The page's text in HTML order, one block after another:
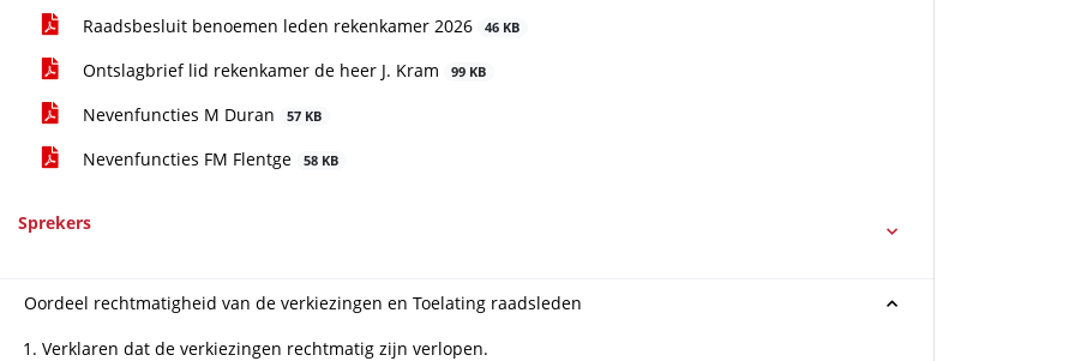
Raadsbesluit benoemen leden rekenkamer 2026 46 KB
Ontslagbrief lid rekenkamer de heer J. Kram 99 KB
Nevenfuncties M Duran 57 KB
Nevenfuncties FM Flentge 58 KB
Sprekers
Oordeel rechtmatigheid van de verkiezingen en Toelating raadsleden
Verklaren dat de verkiezingen rechtmatig zijn verlopen.